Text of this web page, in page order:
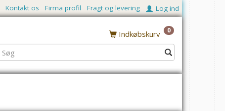
Log ind
Fragt og levering
Firma profil
Kontakt os
Indkøbskurv 0